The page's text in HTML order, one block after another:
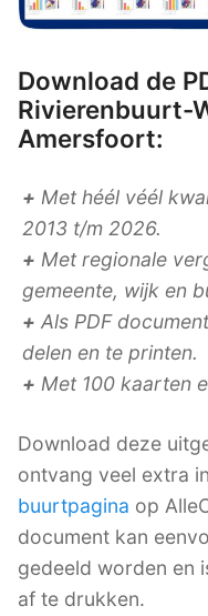
Download de
Rivierenbuurt-
Amersfoort:
+ Met héél véél
2013 t/m 2026.
+ Met regionale
gemeente, wijk en
+ Als PDF
delen en te printen.
+ Met 100 kaarten
Download deze
ontvang veel extra
buurtpagina op
document kan
gedeeld worden en
af te drukken.